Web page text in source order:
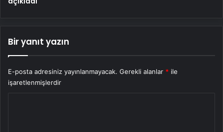
Bir yanıt yazın
E-posta adresiniz yayınlanmayacak. Gerekli alanlar * ile
işaretlenmişlerdir